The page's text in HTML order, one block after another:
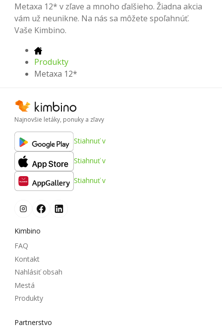
Metaxa 12* v zľave a mnoho ďalšieho. Žiadna akcia
vám už neunikne. Na nás sa môžete spoľahnúť.
Vaše Kimbino.
Produkty
Metaxa 12*
Najnovšie letáky, ponuky a zľavy
Stiahnuť v
Stiahnuť v
Stiahnuť v
Kimbino
FAQ
Kontakt
Nahlásiť obsah
Mestá
Produkty
Partnerstvo